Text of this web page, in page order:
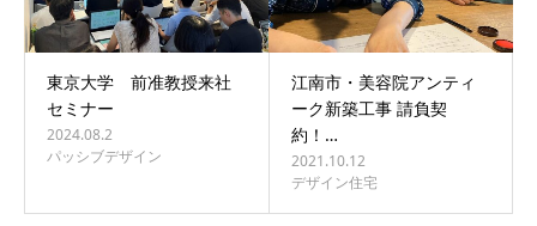
東京大学 前准教授来社
セミナー
2024.08.2
パッシブデザイン
江南市・美容院アンティ
ーク新築工事 請負契
約！…
2021.10.12
デザイン住宅